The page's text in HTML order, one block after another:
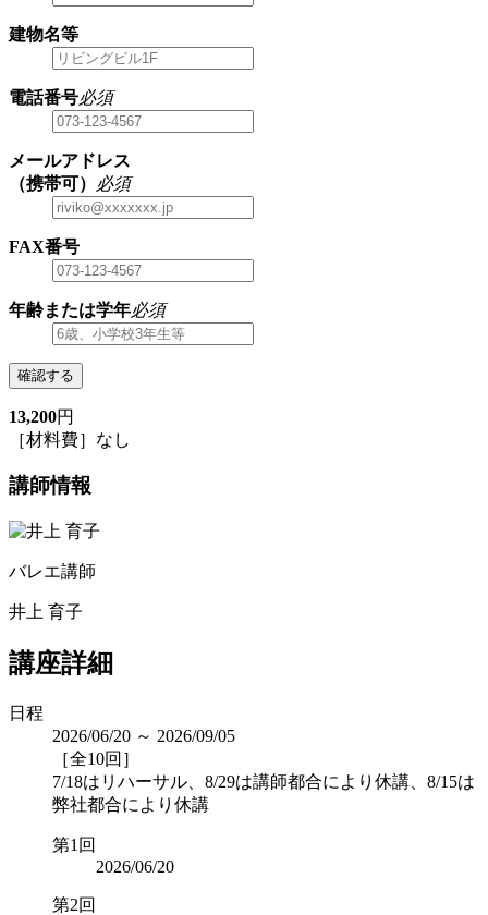
建物名等
電話番号必須
メールアドレス
（携帯可）
必須
FAX番号
年齢または学年必須
確認する
13,200円
［材料費］なし
講師情報
バレエ講師
井上 育子
講座詳細
日程
2026/06/20 ～ 2026/09/05
［全10回］
7/18はリハーサル、8/29は講師都合により休講、8/15は
弊社都合により休講
第1回
2026/06/20
第2回